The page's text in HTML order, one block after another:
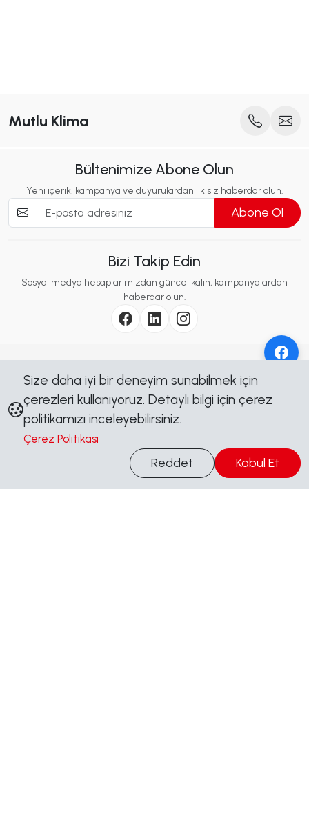
Mutlu Klima
Bültenimize Abone Olun
Yeni içerik, kampanya ve duyurulardan ilk siz haberdar olun.
Abone Ol
Bizi Takip Edin
Sosyal medya hesaplarımızdan güncel kalın, kampanyalardan
haberdar olun.
Kurumsal
İçerik
Size daha iyi bir deneyim sunabilmek için
çerezleri kullanıyoruz. Detaylı bilgi için çerez
politikamızı inceleyebilirsiniz.
Çerez Politikası
Reddet Kabul Et
Bilgi Al